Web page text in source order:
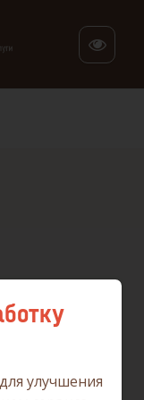
улучшения